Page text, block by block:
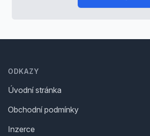
ODKAZY
Úvodní stránka
Obchodní podmínky
Inzerce